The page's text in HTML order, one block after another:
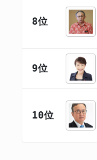
8位
9位
10位